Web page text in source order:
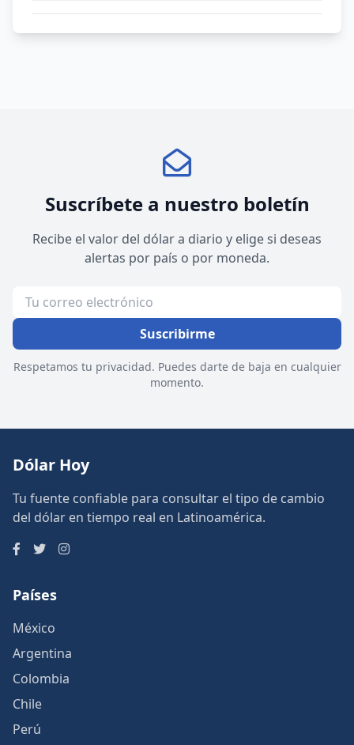
Suscríbete a nuestro boletín
Recibe el valor del dólar a diario y elige si deseas
alertas por país o por moneda.
Suscribirme
Respetamos tu privacidad. Puedes darte de baja en cualquier
momento.
Dólar Hoy
Tu fuente confiable para consultar el tipo de cambio
del dólar en tiempo real en Latinoamérica.
Países
México
Argentina
Colombia
Chile
Perú